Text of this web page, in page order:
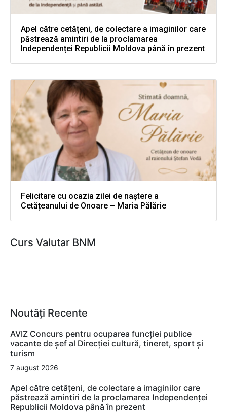
Apel către cetățeni, de colectare a imaginilor care
păstrează amintiri de la proclamarea
Independenței Republicii Moldova până în prezent
Felicitare cu ocazia zilei de naștere a
Cetățeanului de Onoare – Maria Pălărie
Curs Valutar BNM
Noutăți Recente
AVIZ Concurs pentru ocuparea funcţiei publice
vacante de şef al Direcţiei cultură, tineret, sport şi
turism
7 august 2026
Apel către cetățeni, de colectare a imaginilor care
păstrează amintiri de la proclamarea Independenței
Republicii Moldova până în prezent